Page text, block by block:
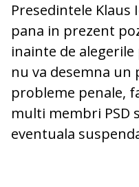
Presedintele
pana in prezent
inainte de alegerile
nu va desemna un
probleme penale,
multi membri PSD
eventuala